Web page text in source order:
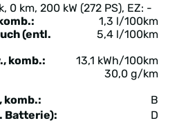
0 km, 200 kW (272 PS), EZ: -
1,3 l/100km
(entl.
5,4 l/100km
komb.:
13,1 kWh/100km
30,0 g/km
komb.:
B
Batterie):
D